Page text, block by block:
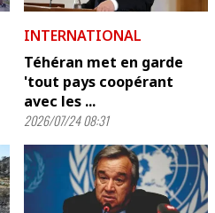
INTERNATIONAL
Téhéran met en garde
'tout pays coopérant
avec les ...
2026/07/24 08:31